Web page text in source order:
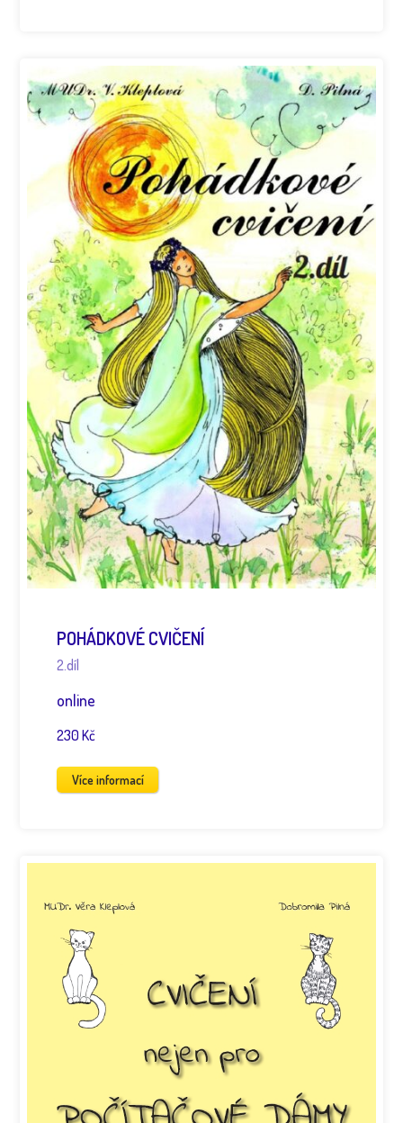
POHÁDKOVÉ CVIČENÍ
2.díl
online
230 Kč
Více informací